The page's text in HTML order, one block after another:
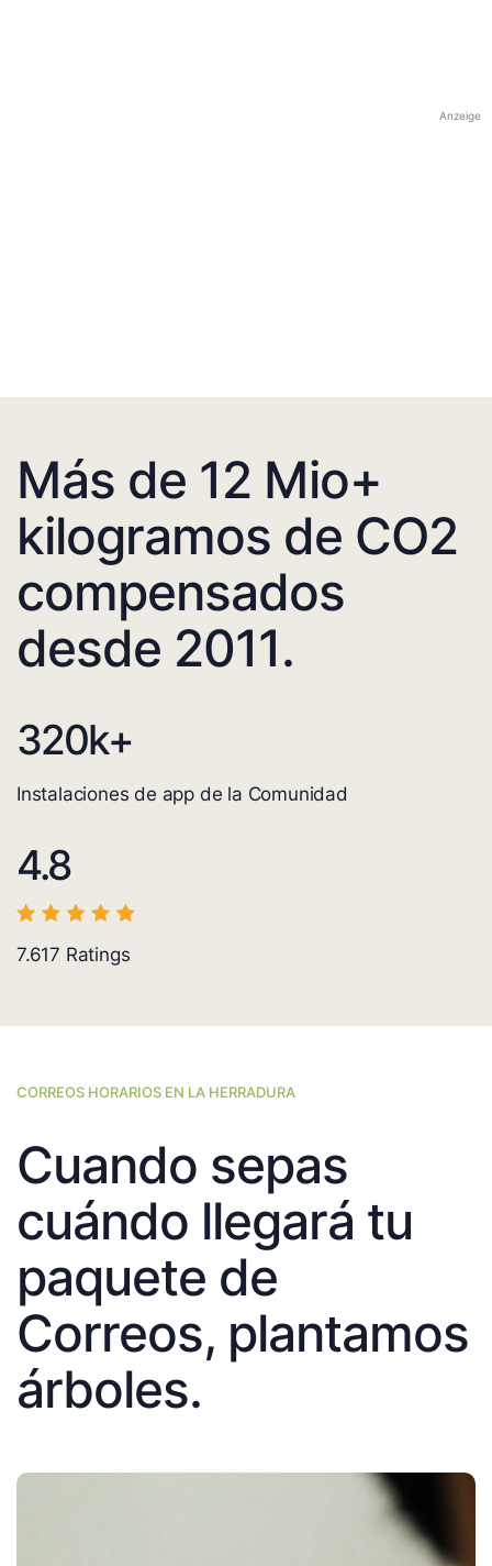
Anzeige
Más de 12 Mio+
kilogramos de CO2
compensados
desde 2011.
320k+
Instalaciones de app de la Comunidad
4.8
7.617 Ratings
CORREOS HORARIOS EN LA HERRADURA
Cuando sepas
cuándo llegará tu
paquete de
Correos, plantamos
árboles.